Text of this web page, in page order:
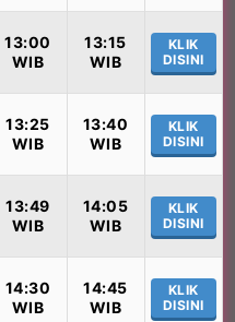
13:00
WIB
13:15
WIB
KLIK
DISINI
13:25
WIB
13:40
WIB
KLIK
DISINI
13:49
WIB
14:05
WIB
KLIK
DISINI
14:30
WIB
14:45
WIB
KLIK
DISINI